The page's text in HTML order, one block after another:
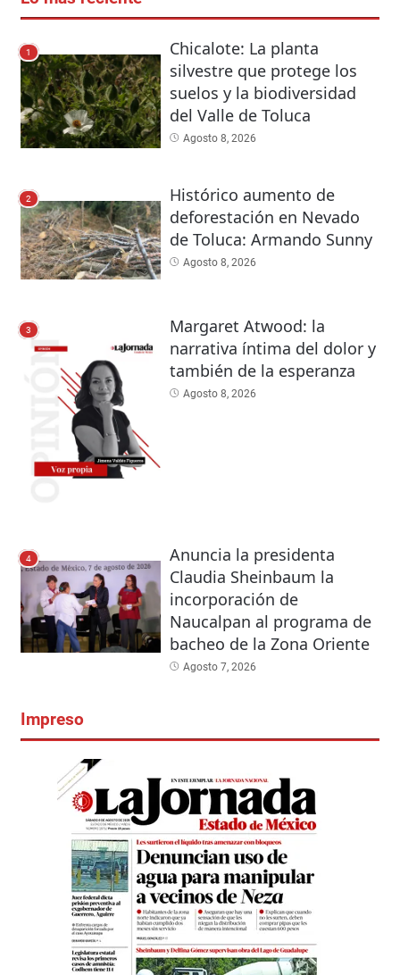
1
Chicalote: La planta
silvestre que protege los
suelos y la biodiversidad
del Valle de Toluca
Agosto 8, 2026
2
Histórico aumento de
deforestación en Nevado
de Toluca: Armando Sunny
Agosto 8, 2026
3
Margaret Atwood: la
narrativa íntima del dolor y
también de la esperanza
Agosto 8, 2026
4
Anuncia la presidenta
Claudia Sheinbaum la
incorporación de
Naucalpan al programa de
bacheo de la Zona Oriente
Agosto 7, 2026
Impreso